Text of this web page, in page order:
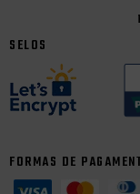
SELOS
FORMAS DE